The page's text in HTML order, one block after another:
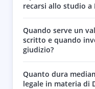
recarsi allo studio a
Quando serve un
scritto e quando
giudizio?
Quanto dura
legale in materia di